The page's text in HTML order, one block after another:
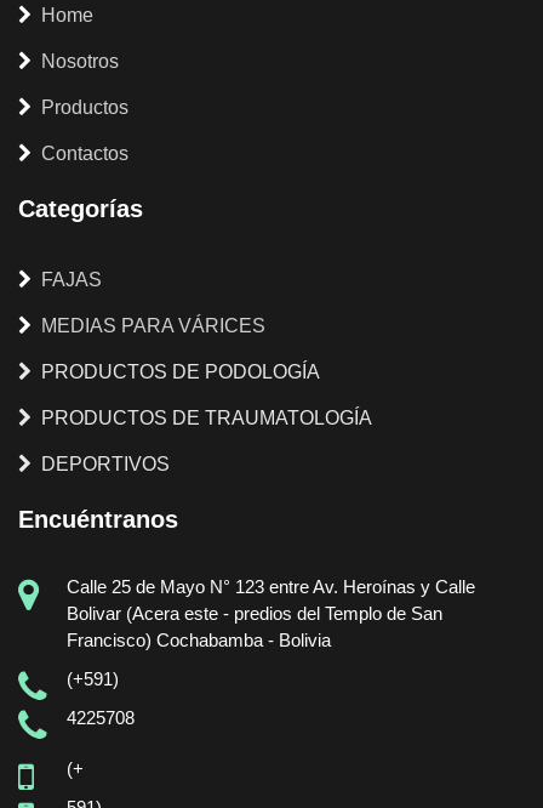
Home
Nosotros
Productos
Contactos
Categorías
FAJAS
MEDIAS PARA VÁRICES
PRODUCTOS DE PODOLOGÍA
PRODUCTOS DE TRAUMATOLOGÍA
DEPORTIVOS
Encuéntranos
Calle 25 de Mayo N° 123 entre Av. Heroínas y Calle
Bolivar (Acera este - predios del Templo de San
Francisco) Cochabamba - Bolivia
(+591)
4225708
(+